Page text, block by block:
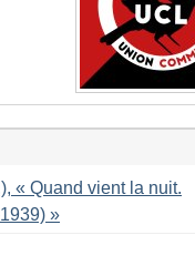
« Quand vient la nuit.
»